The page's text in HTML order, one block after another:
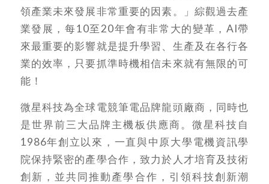
領產業未來發展非常重要的因素。」綜觀過去產
業發展，每10至20年會有非常大的變革，AI帶
來最重要的影響就是提升學習、生產及在各行各
業的效率，只要抓準時機相信未來就有無限的可
能！
微星科技為全球電競筆電品牌龍頭廠商，同時也
是世界前三大品牌主機板供應商。微星科技自
1986年創立以來，一直與中原大學電機資訊學
院保持緊密的產學合作，致力於人才培育及技術
創新，並共同推動產學合作，引領科技創新潮